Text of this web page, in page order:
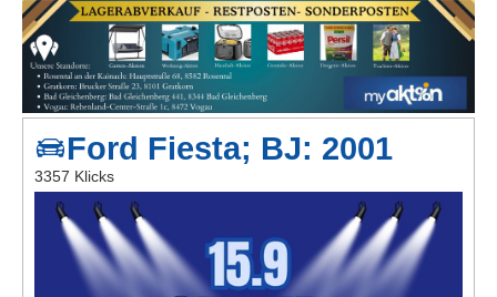
Marktplatz
Erotik
Auktionen
jetzt inserieren
Kontakt
Ford Fiesta; BJ: 2001
3357 Klicks